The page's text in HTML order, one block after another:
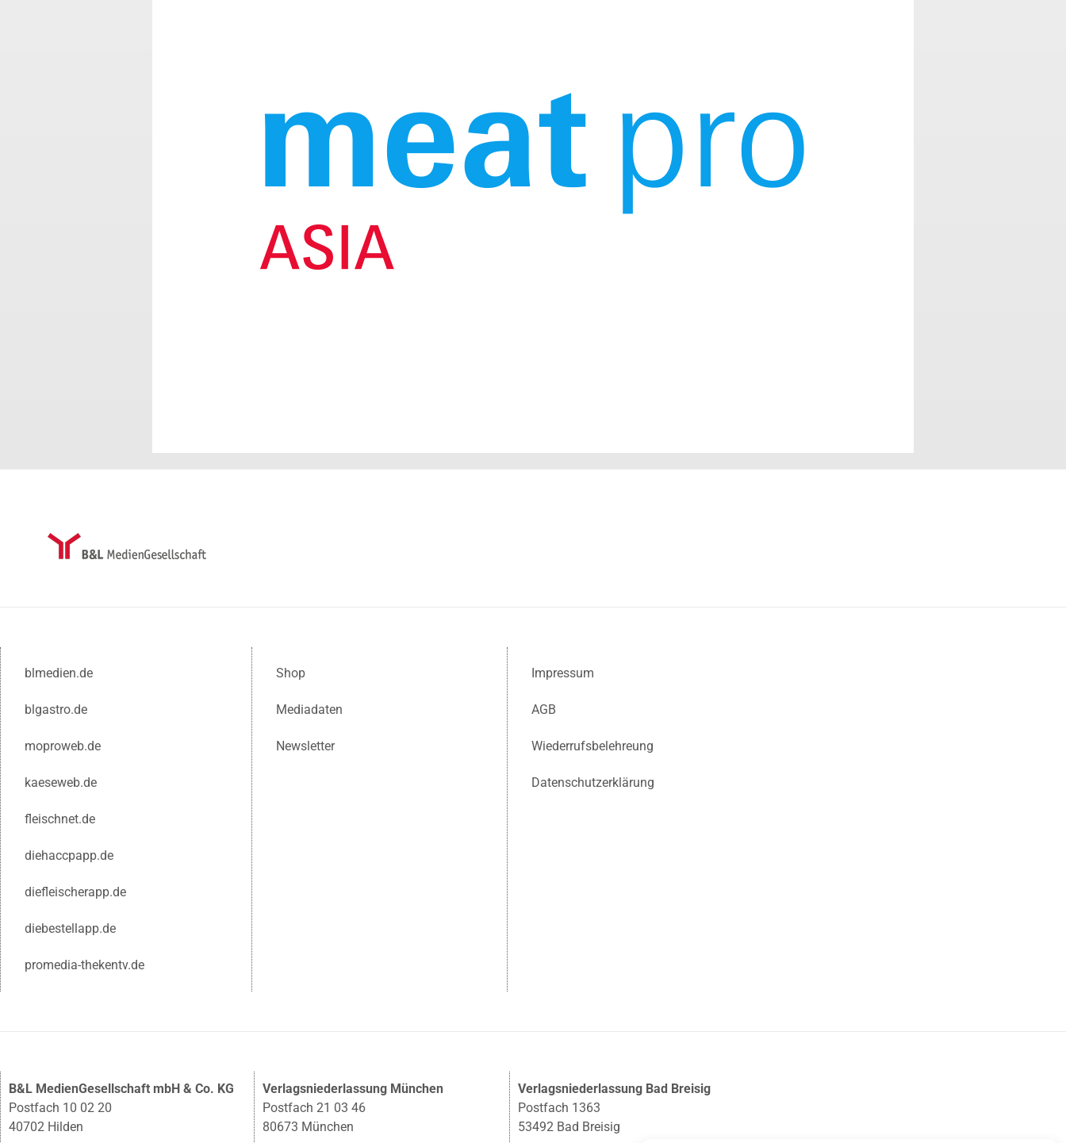
blmedien.de
blgastro.de
moproweb.de
kaeseweb.de
fleischnet.de
diehaccpapp.de
diefleischerapp.de
diebestellapp.de
promedia-thekentv.de
Shop
Mediadaten
Newsletter
Impressum
AGB
Wiederrufsbelehreung
Datenschutzerklärung
B&L MedienGesellschaft mbH & Co. KG
Postfach 10 02 20
40702 Hilden
Verlagsniederlassung München
Postfach 21 03 46
80673 München
Verlagsniederlassung Bad Breisig
Postfach 1363
53492 Bad Breisig